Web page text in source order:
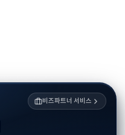
비즈파트너 서비스